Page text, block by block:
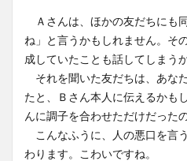
Ａさんは、ほかの友だちにも
ね」と言うかもしれません。そ
成していたことも話してしまうか
それを聞いた友だちは、あな
たと、Ｂさん本人に伝えるかも
んに調子を合わせただけだったの
こんなふうに、人の悪口を言
わります。こわいですね。